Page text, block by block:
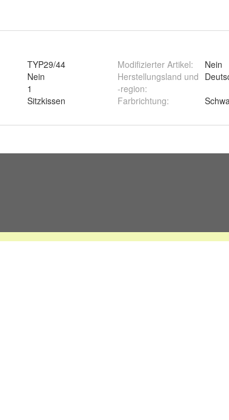
TYP29/44
Nein
1
Sitzkissen
Modifizierter Artikel:
Nein
Herstellungsland und
-region:
Farbrichtung: